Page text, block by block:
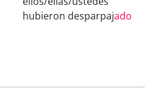
hubieron desparpajado